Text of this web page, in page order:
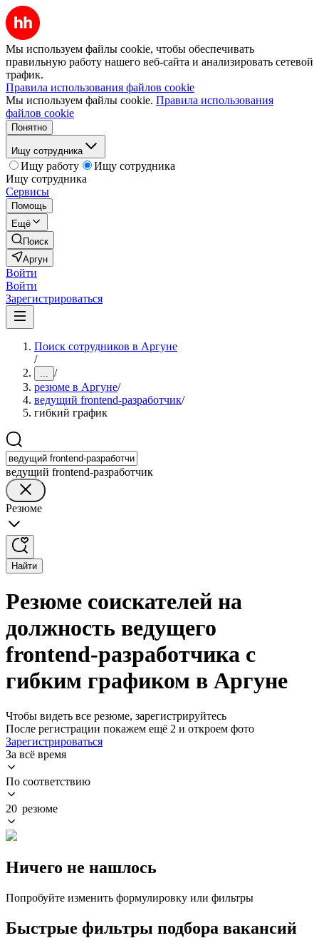
Мы используем файлы cookie, чтобы обеспечивать
правильную работу нашего веб-сайта и анализировать сетевой
трафик.
Правила использования файлов cookie
Мы используем файлы cookie. Правила использования
файлов cookie
Понятно
Ищу сотрудника
Ищу работу
Ищу сотрудника
Ищу сотрудника
Сервисы
Помощь
Ещё
Поиск
Аргун
Войти
Войти
Зарегистрироваться
Поиск сотрудников в Аргуне
/
... /
резюме в Аргуне/
ведущий frontend-разработчик/
гибкий график
ведущий frontend-разработчик
Резюме
Найти
Резюме соискателей на
должность ведущего
frontend-разработчика с
гибким графиком в Аргуне
Чтобы видеть все резюме, зарегистрируйтесь
После регистрации покажем ещё 2 и откроем фото
Зарегистрироваться
За всё время
По соответствию
20 резюме
Ничего не нашлось
Попробуйте изменить формулировку или фильтры
Быстрые фильтры подбора вакансий